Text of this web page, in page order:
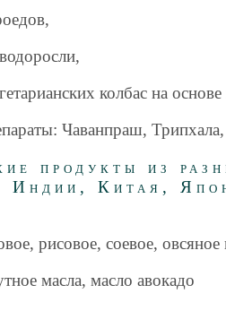
колбас на
Чаванпраш,
продукты из
Индии, Китая,
рисовое, соевое,
масла, масло авокадо